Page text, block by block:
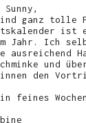
ganz tolle
ist
Jahr. Ich
ausreichend
und
den
feines